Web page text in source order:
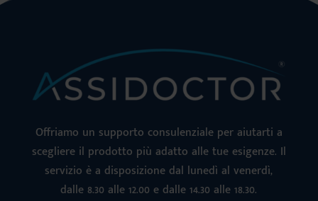
Offriamo un supporto consulenziale per aiutarti a
scegliere il prodotto più adatto alle tue esigenze. Il
servizio è a disposizione dal lunedì al venerdì,
dalle 8.30 alle 12.00 e dalle 14.30 alle 18.30.